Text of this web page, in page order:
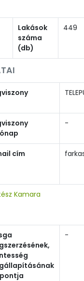
Lakások
száma
(db)
449
-
cím
Kamara
-